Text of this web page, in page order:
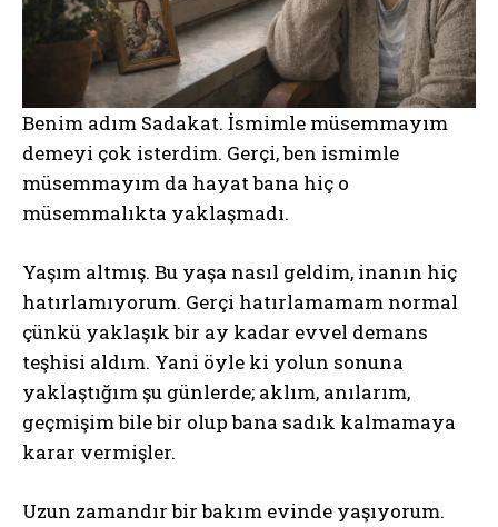
Benim adım Sadakat. İsmimle müsemmayım
demeyi çok isterdim. Gerçi, ben ismimle
müsemmayım da hayat bana hiç o
müsemmalıkta yaklaşmadı.
Yaşım altmış. Bu yaşa nasıl geldim, inanın hiç
hatırlamıyorum. Gerçi hatırlamamam normal
çünkü yaklaşık bir ay kadar evvel demans
teşhisi aldım. Yani öyle ki yolun sonuna
yaklaştığım şu günlerde; aklım, anılarım,
geçmişim bile bir olup bana sadık kalmamaya
karar vermişler.
Uzun zamandır bir bakım evinde yaşıyorum.